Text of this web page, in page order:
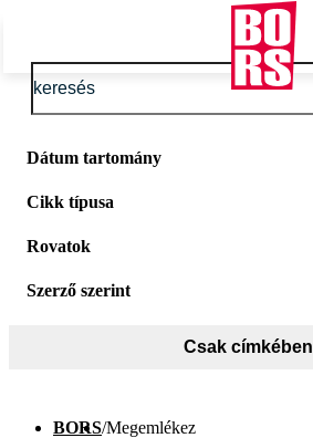
Dátum tartomány
Cikk típusa
Rovatok
Szerző szerint
Csak címkében
BORS/Megemlékez